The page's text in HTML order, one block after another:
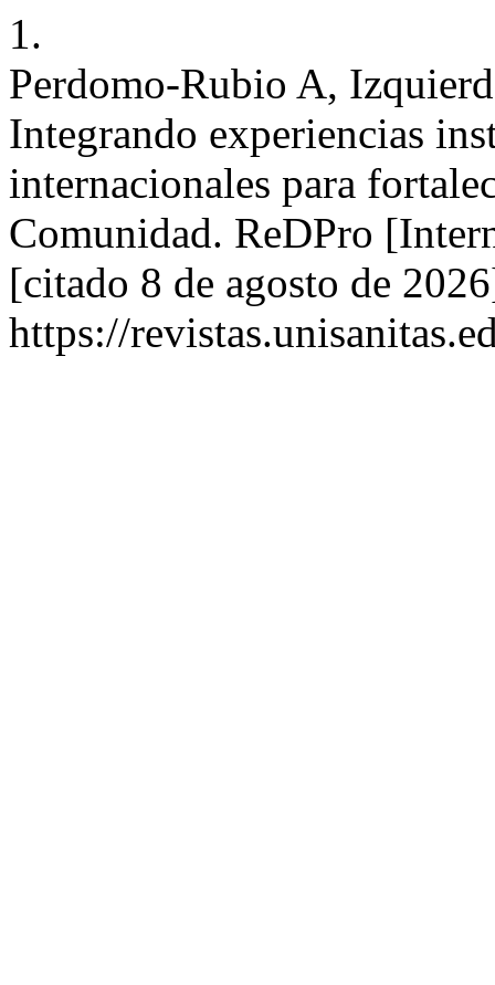
1.
Perdomo-Rubio A,
Integrando experiencias
internacionales para
Comunidad. ReDPro
[citado 8 de agosto de
https://